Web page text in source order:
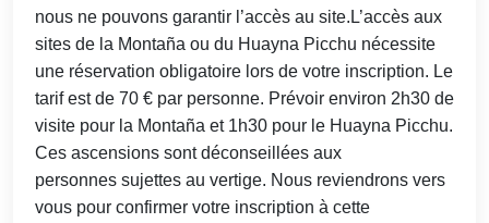
nous ne pouvons garantir l’accès au site.L’accès aux
sites de la Montaña ou du Huayna Picchu nécessite
une réservation obligatoire lors de votre inscription. Le
tarif est de 70 € par personne. Prévoir environ 2h30 de
visite pour la Montaña et 1h30 pour le Huayna Picchu.
Ces ascensions sont déconseillées aux
personnes sujettes au vertige. Nous reviendrons vers
vous pour confirmer votre inscription à cette